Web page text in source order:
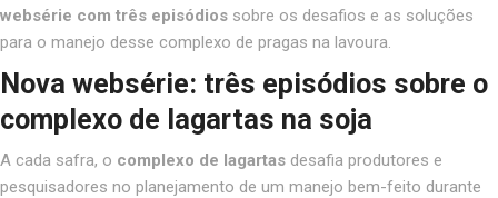
websérie com três episódios sobre os desafios e as soluções
para o manejo desse complexo de pragas na lavoura.
Nova websérie: três episódios sobre o
complexo de lagartas na soja
A cada safra, o complexo de lagartas desafia produtores e
pesquisadores no planejamento de um manejo bem-feito durante